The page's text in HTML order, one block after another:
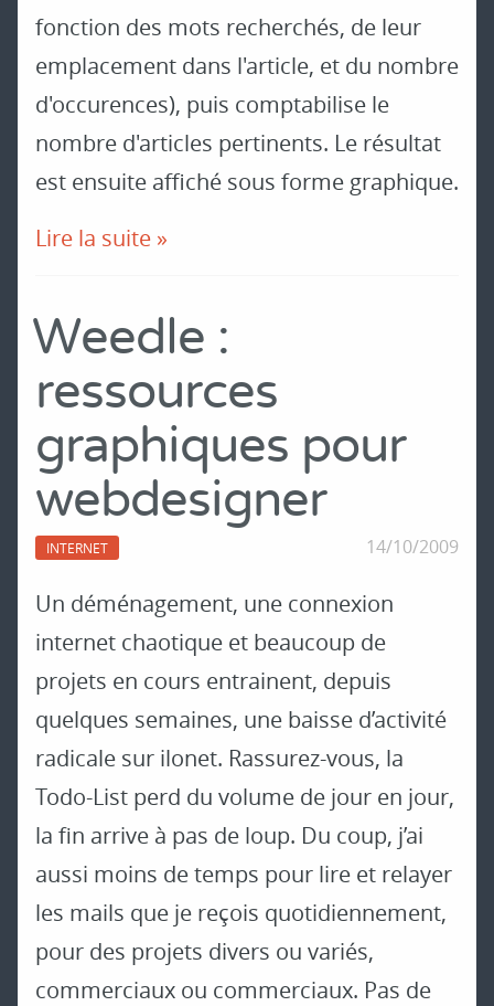
fonction des mots recherchés, de leur
emplacement dans l'article, et du nombre
d'occurences), puis comptabilise le
nombre d'articles pertinents. Le résultat
est ensuite affiché sous forme graphique.
Lire la suite »
Weedle :
ressources
graphiques pour
webdesigner
INTERNET 14/10/2009
Un déménagement, une connexion
internet chaotique et beaucoup de
projets en cours entrainent, depuis
quelques semaines, une baisse d’activité
radicale sur ilonet. Rassurez-vous, la
Todo-List perd du volume de jour en jour,
la fin arrive à pas de loup. Du coup, j’ai
aussi moins de temps pour lire et relayer
les mails que je reçois quotidiennement,
pour des projets divers ou variés,
commerciaux ou commerciaux. Pas de